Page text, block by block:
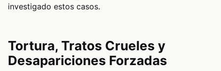
investigado estos casos.
Tortura, Tratos Crueles y
Desapariciones Forzadas